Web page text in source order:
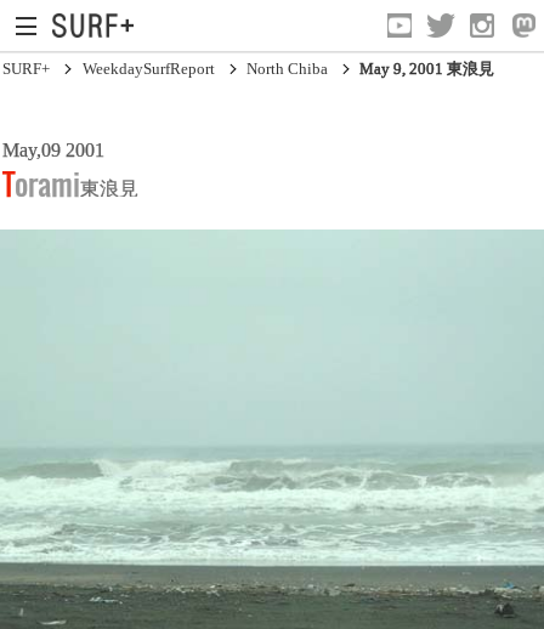
South Ibaraki
SURF+ WeekdaySurfReport North Chiba May 9, 2001 東浪見
May,09 2001
Torami東浪見